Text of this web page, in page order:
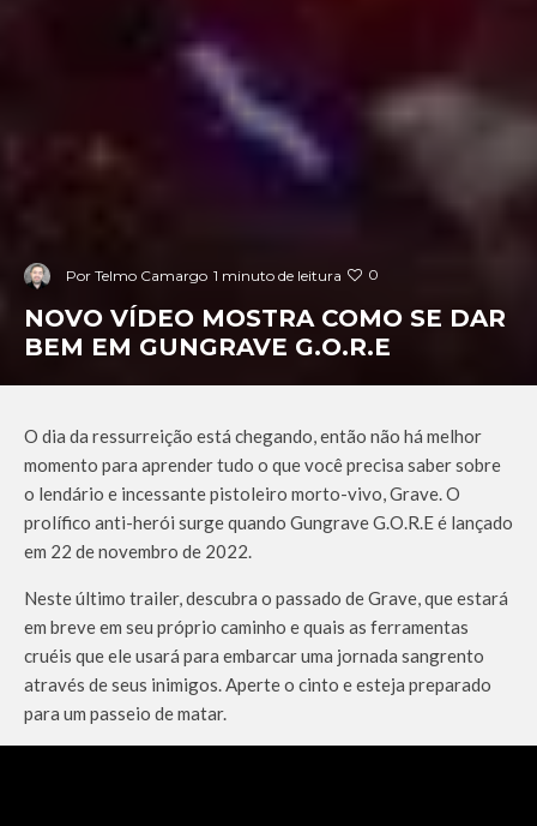
Por Telmo Camargo 1 minuto de leitura 0
NOVO VÍDEO MOSTRA COMO SE DAR
BEM EM GUNGRAVE G.O.R.E
O dia da ressurreição está chegando, então não há melhor
momento para aprender tudo o que você precisa saber sobre
o lendário e incessante pistoleiro morto-vivo, Grave. O
prolífico anti-herói surge quando Gungrave G.O.R.E é lançado
em 22 de novembro de 2022.
Neste último trailer, descubra o passado de Grave, que estará
em breve em seu próprio caminho e quais as ferramentas
cruéis que ele usará para embarcar uma jornada sangrento
através de seus inimigos. Aperte o cinto e esteja preparado
para um passeio de matar.